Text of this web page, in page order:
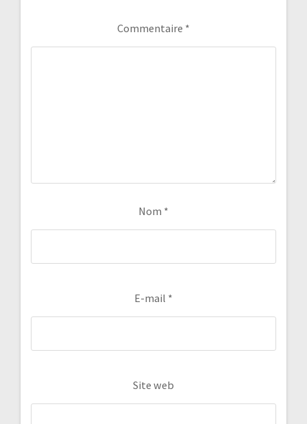
Commentaire *
Nom *
E-mail *
Site web